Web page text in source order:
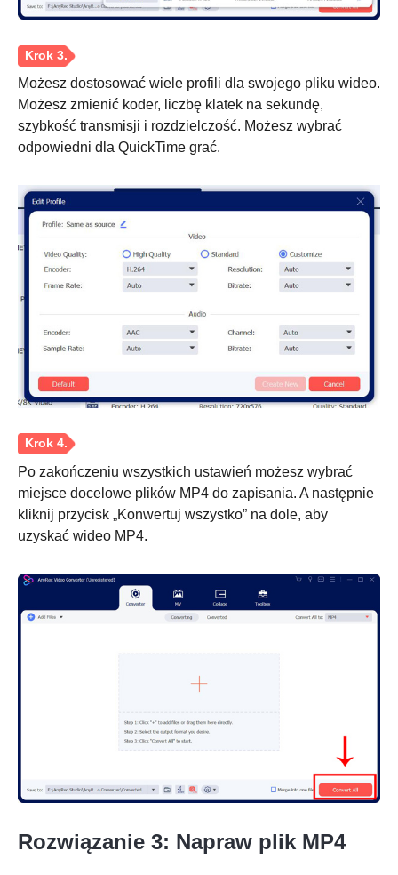
Możesz dostosować wiele profili dla swojego pliku wideo.
Możesz zmienić koder, liczbę klatek na sekundę,
szybkość transmisji i rozdzielczość. Możesz wybrać
odpowiedni dla QuickTime grać.
Po zakończeniu wszystkich ustawień możesz wybrać
miejsce docelowe plików MP4 do zapisania. A następnie
kliknij przycisk „Konwertuj wszystko” na dole, aby
uzyskać wideo MP4.
Rozwiązanie 3: Napraw plik MP4